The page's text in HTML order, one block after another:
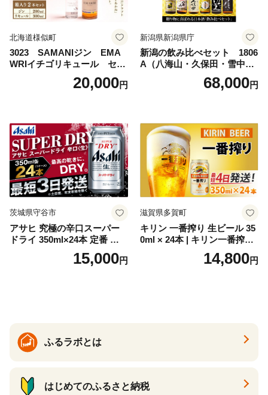
北海道様似町
3023 SAMANIジン EMA
WRIイチゴリキュール セッ
ト（箱入り）【大人の味 酒
お酒 洋酒 スピリッツ クラフ
セット 詰め合わせ カクテル
ソーダ割り アルコール ロッ
ク ソーダ ジントニック 】
20,000円
新潟県新潟県庁
新潟の飲み比べセット 1806
A（八海山・久保田・雪中
梅・越乃寒梅・かたふね・千
68,000円
茨城県守谷市
アサヒ 究極の辛口スーパー
ドライ 350ml×24本 定番 ビー
ル 缶ビール 酒 お酒 アルコー
15,000円
滋賀県多賀町
キリン 一番搾り 生ビール 35
0ml × 24本 | キリン一番搾り
キリンビール 一番搾り ビー
ル 24缶 きりんいちばんしぼ
14,800円
ふるラボとは
はじめてのふるさと納税